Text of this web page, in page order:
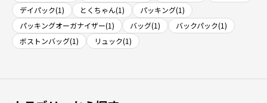
デイパック(1)
とくちゃん(1)
パッキング(1)
パッキングオーガナイザー(1)
バッグ(1)
バックパック(1)
ボストンバッグ(1)
リュック(1)